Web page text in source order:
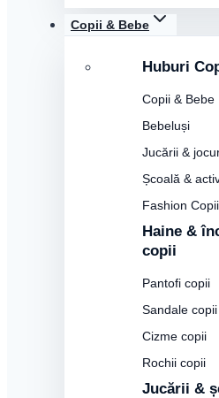
Copii & Bebe
Huburi
Copii & Bebe
Bebeluși
Jucării &
Școală &
Fashion
Haine &
copii
Pantofi copii
Sandale copii
Cizme copii
Rochii copii
Jucării &